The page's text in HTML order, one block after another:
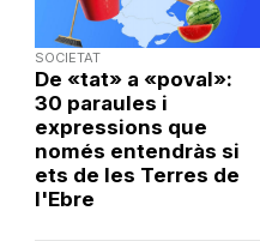
SOCIETAT
De «tat» a «poval»:
30 paraules i
expressions que
només entendràs si
ets de les Terres de
l'Ebre